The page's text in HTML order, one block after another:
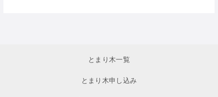
とまり木一覧
とまり木申し込み